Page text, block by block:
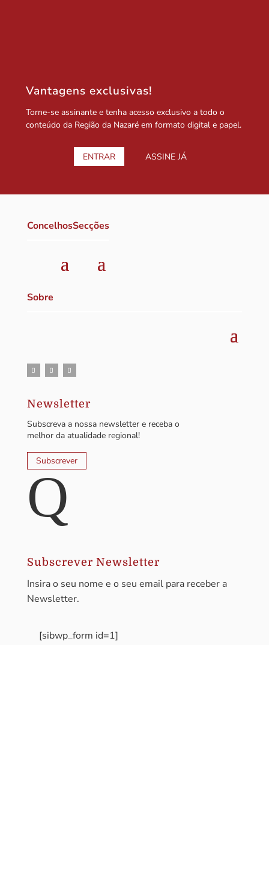
Vantagens exclusivas!
Torne-se assinante e tenha acesso exclusivo a todo o
conteúdo da Região da Nazaré em formato digital e papel.
ENTRAR ASSINE JÁ
ConcelhosSecções
Sobre
Newsletter
Subscreva a nossa newsletter e receba o
melhor da atualidade regional!
Subscrever
Q
Subscrever Newsletter
Insira o seu nome e o seu email para receber a
Newsletter.
[sibwp_form id=1]